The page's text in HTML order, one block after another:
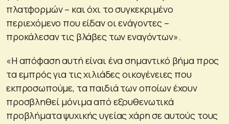
πλατφορμών – και όχι το συγκεκριμένο
περιεχόμενο που είδαν οι ενάγοντες –
προκάλεσαν τις βλάβες των εναγόντων».
«Η απόφαση αυτή είναι ένα σημαντικό βήμα προς
τα εμπρός για τις χιλιάδες οικογένειες που
εκπροσωπούμε, τα παιδιά των οποίων έχουν
προσβληθεί μόνιμα από εξουθενωτικά
προβλήματα ψυχικής υγείας χάρη σε αυτούς τους